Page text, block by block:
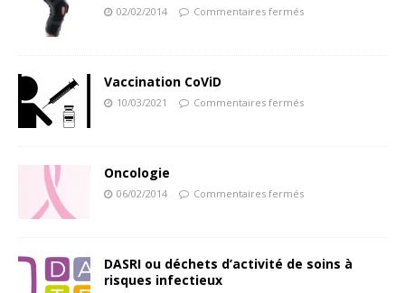
02/02/2014 Commentaires fermés
Vaccination CoViD
10/03/2021 Commentaires fermés
Oncologie
06/02/2014 Commentaires fermés
DASRI ou déchets d’activité de soins à
risques infectieux